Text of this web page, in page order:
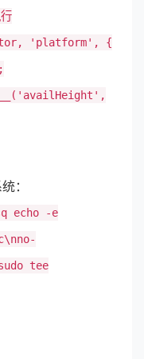
'platform', {
：
echo -e
tee